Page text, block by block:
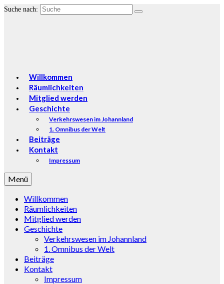
Suche nach:
Willkommen
Räumlichkeiten
Mitglied werden
Geschichte
Verkehrswesen im Johannland
1. Omnibus der Welt
Beiträge
Kontakt
Impressum
Menü
Willkommen
Räumlichkeiten
Mitglied werden
Geschichte
Verkehrswesen im Johannland
1. Omnibus der Welt
Beiträge
Kontakt
Impressum